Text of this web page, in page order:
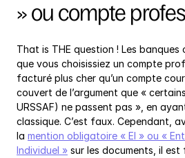
» ou compte
That is THE question ! Les
que vous choisissiez un compte
facturé plus cher qu’un compte
couvert de l’argument que «
URSSAF) ne passent pas », en
classique. C’est faux. Cependant,
la mention obligatoire « EI » ou «
Individuel » sur les documents, il